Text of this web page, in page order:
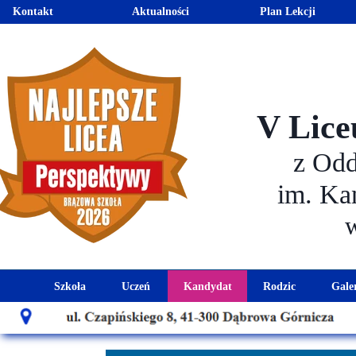
Rodzic
Harmonogram
Rada
Szkoła
Historia szkoły
Patron szkoły
Uczeń
Kalendarz roku szkolnego
Wymagania edukacyjne
Kandydat
Aktualności dla
Oferta edukacyjna
V
z
im.
Plan Lekcji
Aktualności
Kontakt